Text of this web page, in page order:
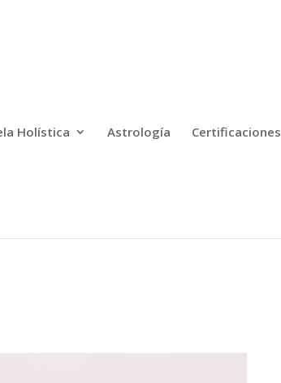
Holística Astrología Certificaciones